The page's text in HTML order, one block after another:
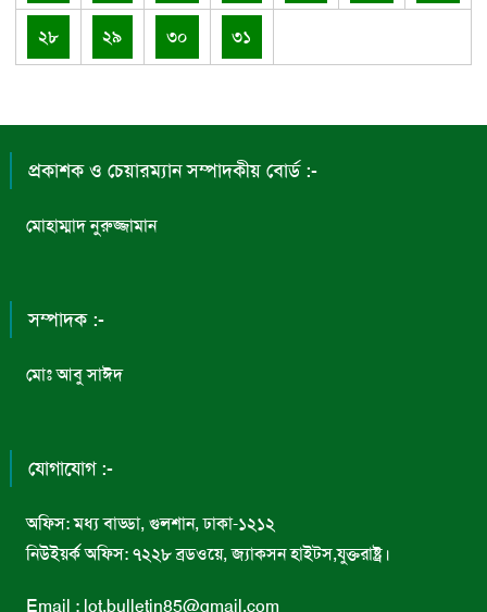
২৮ ২৯ ৩০ ৩১
প্রকাশক ও চেয়ারম্যান সম্পাদকীয় বোর্ড :-
মোহাম্মাদ নুরুজ্জামান
সম্পাদক :-
মোঃ আবু সাঈদ
যোগাযোগ :-
অফিস: মধ্য বাড্ডা, গুলশান, ঢাকা-১২১২
নিউইয়র্ক অফিস: ৭২২৮ ব্রডওয়ে, জ্যাকসন হাইটস,যুক্তরাষ্ট্র।
Email : lot.bulletin85@gmail.com